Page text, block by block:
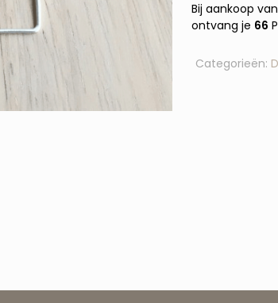
Bij aankoop
ontvang je 66
Categorieën: